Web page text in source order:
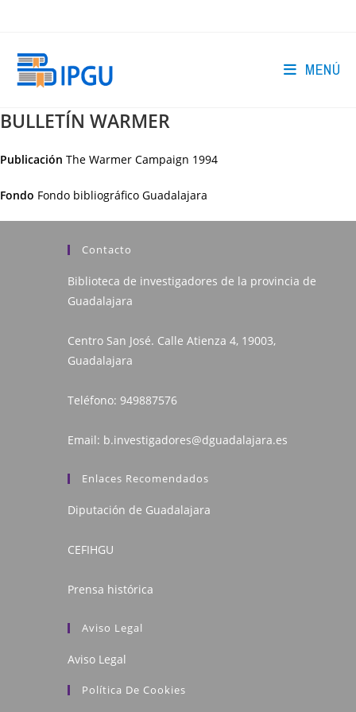
MENÚ
BULLETÍN WARMER
Publicación The Warmer Campaign 1994
Fondo Fondo bibliográfico Guadalajara
Contacto
Biblioteca de investigadores de la provincia de
Guadalajara
Centro San José. Calle Atienza 4, 19003,
Guadalajara
Teléfono: 949887576
Email: b.investigadores@dguadalajara.es
Enlaces Recomendados
Diputación de Guadalajara
CEFIHGU
Prensa histórica
Aviso Legal
Aviso Legal
Política De Cookies